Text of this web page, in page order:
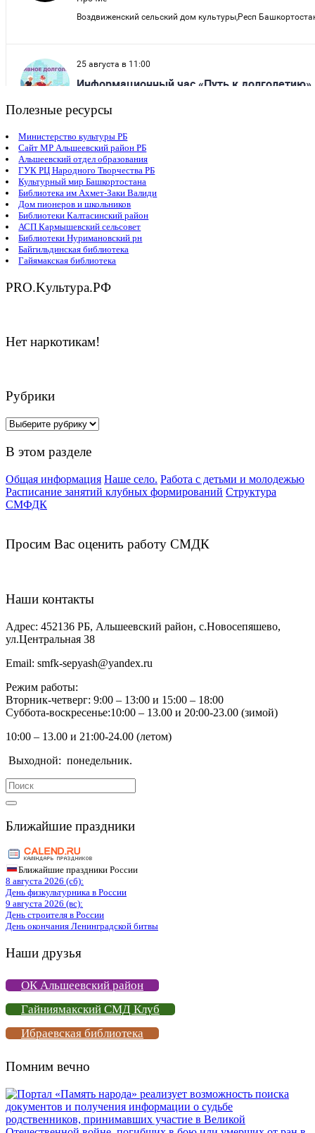
Полезные ресурсы
Министерство культуры РБ
Сайт МР Альшеевский район РБ
Альшеевский отдел образования
ГУК РЦ Народного Творчества РБ
Культурный мир Башкортостана
Библиотека им Ахмет-Заки Валиди
Дом пионеров и школьников
Библиотеки Калтасинский район
АСП Кармышевский сельсовет
Библиотеки Нуримановский рн
Байгильдинская библиотека
Гайямакская библиотека
PRO.Kультура.РФ
Нет наркотикам!
Рубрики
Рубрики
В этом разделе
Общая информация Наше село. Работа с детьми и молодежью
Расписание занятий клубных формирований Структура
СМФДК
Просим Вас оценить работу СМДК
Наши контакты
Адрес: 452136 РБ, Альшеевский район, с.Новосепяшево,
ул.Центральная 38
Email: smfk-sepyash@yandex.ru
Режим работы:
Вторник-четверг: 9:00 – 13:00 и 15:00 – 18:00
Суббота-воскресенье:10:00 – 13.00 и 20:00-23.00 (зимой)
10:00 – 13.00 и 21:00-24.00 (летом)
Выходной: понедельник.
Search
for:
Ближайшие праздники
Ближайшие праздники России
8 августа 2026 (сб):
День физкультурника в России
9 августа 2026 (вс):
День строителя в России
День окончания Ленинградской битвы
Наши друзья
ОК Альшеевский район
Гайниямакский СМД Клуб
Ибраевская библиотека
Помним вечно